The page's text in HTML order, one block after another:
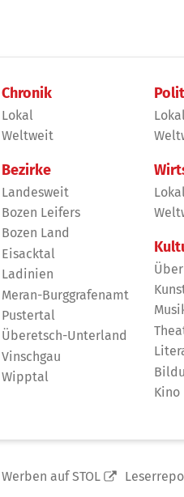
Chronik
Lokal
Weltweit
Bezirke
Landesweit
Bozen Leifers
Bozen Land
Eisacktal
Ladinien
Meran-Burggrafenamt
Pustertal
Überetsch-Unterland
Vinschgau
Wipptal
Lokal
Lokal
Kino
Werben auf STOL